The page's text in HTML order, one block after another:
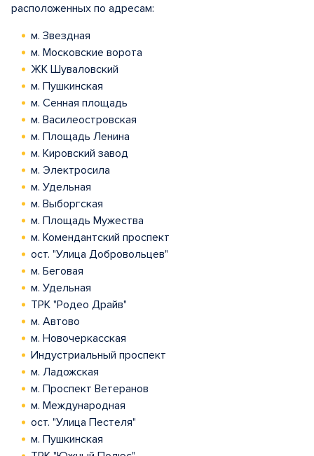
расположенных по адресам:
м. Звездная
м. Московские ворота
ЖК Шуваловский
м. Пушкинская
м. Сенная площадь
м. Василеостровская
м. Площадь Ленина
м. Кировский завод
м. Электросила
м. Удельная
м. Выборгская
м. Площадь Мужества
м. Комендантский проспект
ост. "Улица Добровольцев"
м. Беговая
м. Удельная
ТРК "Родео Драйв"
м. Автово
м. Новочеркасская
Индустриальный проспект
м. Ладожская
м. Проспект Ветеранов
м. Международная
ост. "Улица Пестеля"
м. Пушкинская